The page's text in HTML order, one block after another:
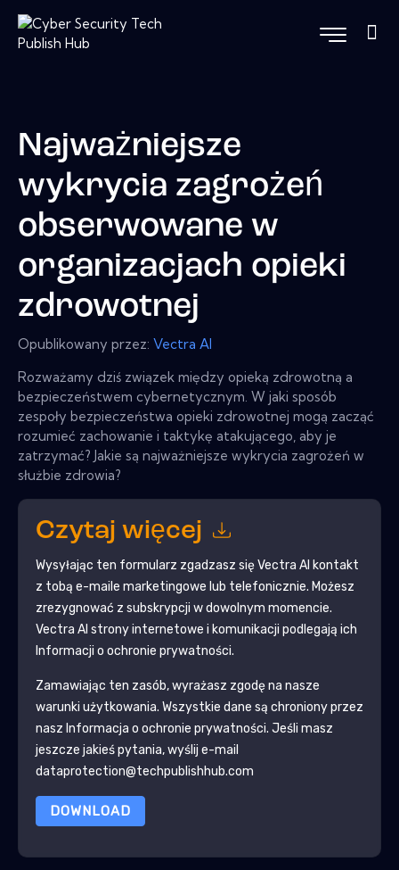
Najważniejsze
wykrycia zagrożeń
obserwowane w
organizacjach opieki
zdrowotnej
Opublikowany przez: Vectra Al
Rozważamy dziś związek między opieką zdrowotną a
bezpieczeństwem cybernetycznym. W jaki sposób
zespoły bezpieczeństwa opieki zdrowotnej mogą zacząć
rozumieć zachowanie i taktykę atakującego, aby je
zatrzymać? Jakie są najważniejsze wykrycia zagrożeń w
służbie zdrowia?
Czytaj więcej
Wysyłając ten formularz zgadzasz sięVectra Al kontakt
z tobą e-maile marketingowe lub telefonicznie. Możesz
zrezygnować z subskrypcji w dowolnym momencie.
Vectra Al strony internetowe i komunikacji podlegają ich
Informacji o ochronie prywatności.
Zamawiając ten zasób, wyrażasz zgodę na nasze
warunki użytkowania. Wszystkie dane są chroniony przez
nasz Informacja o ochronie prywatności. Jeśli masz
jeszcze jakieś pytania, wyślij e-mail
dataprotection@techpublishhub.com
DOWNLOAD